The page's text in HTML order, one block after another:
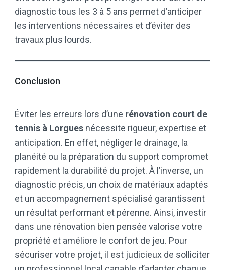
diagnostic tous les 3 à 5 ans permet d’anticiper
les interventions nécessaires et d’éviter des
travaux plus lourds.
Conclusion
Éviter les erreurs lors d’une rénovation court de
tennis à Lorgues nécessite rigueur, expertise et
anticipation. En effet, négliger le drainage, la
planéité ou la préparation du support compromet
rapidement la durabilité du projet. À l’inverse, un
diagnostic précis, un choix de matériaux adaptés
et un accompagnement spécialisé garantissent
un résultat performant et pérenne. Ainsi, investir
dans une rénovation bien pensée valorise votre
propriété et améliore le confort de jeu. Pour
sécuriser votre projet, il est judicieux de solliciter